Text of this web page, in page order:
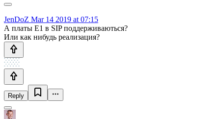
JenDoZ Mar 14 2019 at 07:15
А платы E1 в SIP поддерживаються?
Или как нибудь реализация?
Reply